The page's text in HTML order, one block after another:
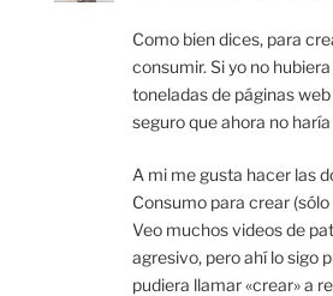
Como bien dices, para
consumir. Si yo no
toneladas de páginas
seguro que ahora no
A mi me gusta hacer las
Consumo para crear
Veo muchos videos de
agresivo, pero ahí lo sigo
pudiera llamar «crear» a